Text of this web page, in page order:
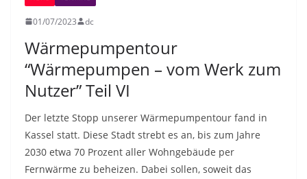
01/07/2023 dc
Wärmepumpentour
“Wärmepumpen – vom Werk zum
Nutzer” Teil VI
Der letzte Stopp unserer Wärmepumpentour fand in
Kassel statt. Diese Stadt strebt es an, bis zum Jahre
2030 etwa 70 Prozent aller Wohngebäude per
Fernwärme zu beheizen. Dabei sollen, soweit das